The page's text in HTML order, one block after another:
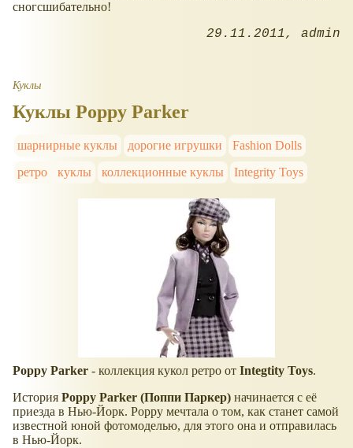
сногсшибательно!
29.11.2011 admin
Куклы
Куклы Poppy Parker
шарнирные куклы дорогие игрушки
Fashion Dolls
ретро
куклы коллекционные куклы Integrity Toys
Poppy Parker - коллекция кукол ретро от Integtity Toys.
История Poppy Parker (Поппи Паркер) начинается с её
приезда в Нью-Йорк. Poppy мечтала о том, как станет самой
известной юной фотомоделью, для этого она и отправилась
в Нью-Йорк.